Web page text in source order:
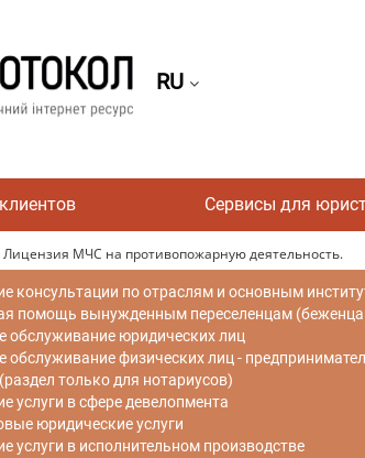
RU
Сервисы для
Лицензия МЧС на противопожарную деятельность.
консультации по отраслям и основным
помощь вынужденным переселенцам
обслуживание юридических лиц
обслуживание физических лиц -
только для нотариусов)
услуги в сфере девелопмента
юридические услуги
услуги в исполнительном производстве